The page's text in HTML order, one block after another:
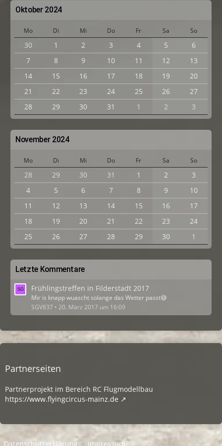
Oktober 2024
Mo Di Mi Do Fr Sa So
30 1 2 3 4 5
6
7
8 9 10 11 12
13
14
15 16 17 18 19
20
21
22 23 24 25 26
27
28
29 30 31 1 2 3
November 2024
Mo Di Mi Do Fr Sa So
28 29 30 31 1 2
3
4
5 6 7 8 9
10
11
12 13 14 15 16
17
18
19 20 21 22 23
24
25
26 27 28 29 30 1
Letzte Kommentare
Frühlingstreffen in Filderstadt 2017
Mir is knapp wuascht solange das Wetter passt😅
SGV837
20. März 2017 um 16:09
Partnerseiten
Partnerprojekt im Bereich RC Flugmodellbau
https://www.flyingcircus-mainz.de
Datenschutzerklärung Impressum